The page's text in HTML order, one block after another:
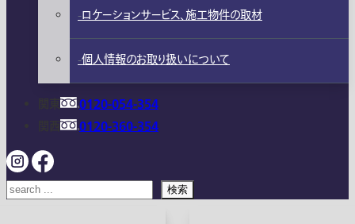
ロケーションサービス、施工物件の取材
個人情報のお取り扱いについて
0120-054-354
0120-360-354
検索